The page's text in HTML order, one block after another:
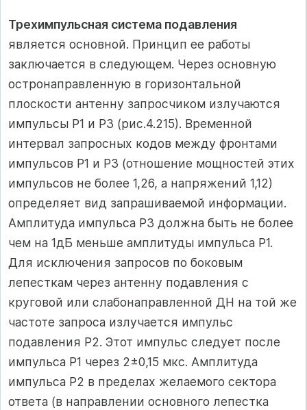
Трехимпульсная система подавления
является основной. Принцип ее работы
заключается в следующем. Через основную
остронаправленную в горизонтальной
плоскости антенну запросчиком излучаются
импульсы Р1 и Р3 (рис.4.215). Временной
интервал запросных кодов между фронтами
импульсов Р1 и Р3 (отношение мощностей этих
импульсов не более 1,26, а напряжений 1,12)
определяет вид запрашиваемой информации.
Амплитуда импульса Р3 должна быть не более
чем на 1дБ меньше амплитуды импульса Р1.
Для исключения запросов по боковым
лепесткам через антенну подавления с
круговой или слабонаправленной ДН на той же
частоте запроса излучается импульс
подавления Р2. Этот импульс следует после
импульса Р1 через 2±0,15 мкс. Амплитуда
импульса Р2 в пределах желаемого сектора
ответа (в направлении основного лепестка